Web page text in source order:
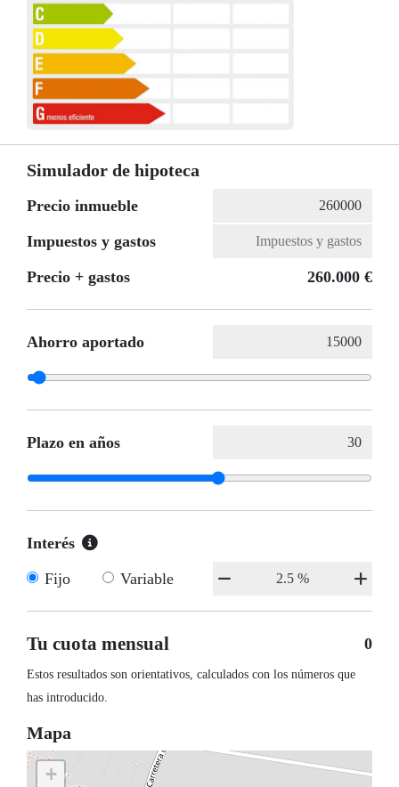
Simulador de hipoteca
Precio inmueble
Impuestos y gastos
Precio + gastos
260.000 €
Ahorro aportado
Plazo en años
Interés
Fijo
Variable
Tu cuota mensual 0
Estos resultados son orientativos, calculados con los números que
has introducido.
Mapa
+